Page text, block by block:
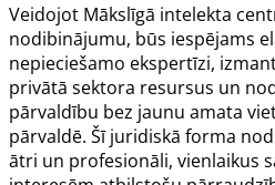
Veidojot Mākslīgā intelekta
nodibinājumu, būs iespējams
nepieciešamo ekspertīzi,
privātā sektora resursus un
pārvaldību bez jaunu amata
pārvaldē. Šī juridiskā forma
ātri un profesionāli, vienlaikus